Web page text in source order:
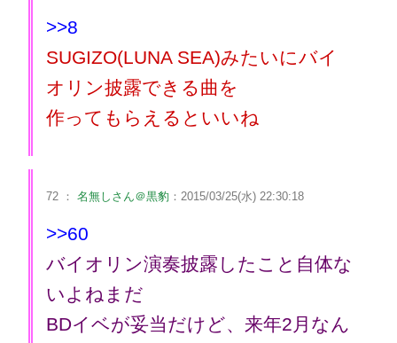
>>8
SUGIZO(LUNA SEA)みたいにバイ
オリン披露できる曲を
作ってもらえるといいね
72 ： 名無しさん＠黒豹 ：2015/03/25(水) 22:30:18
>>60
バイオリン演奏披露したこと自体な
いよねまだ
BDイベが妥当だけど、来年2月なん